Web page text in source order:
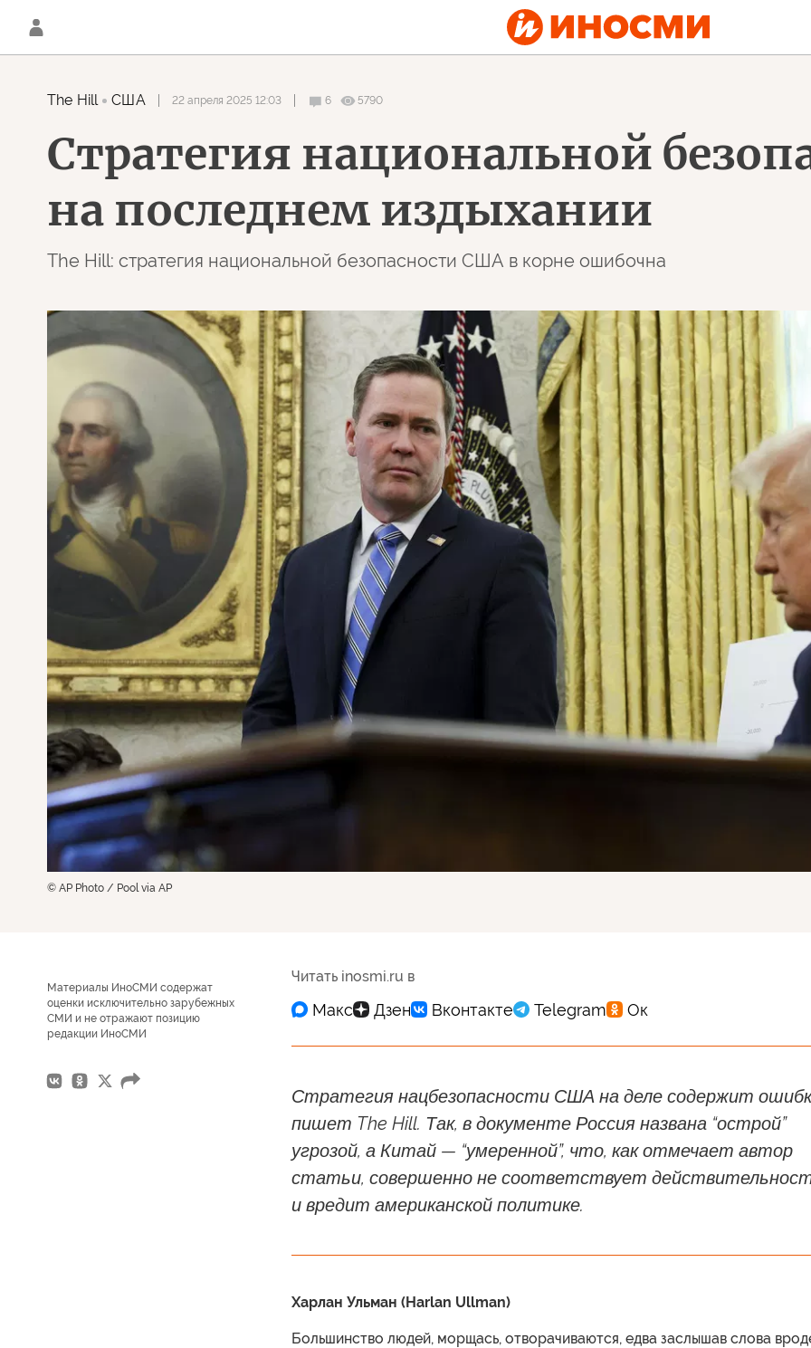
The Hill США 22 апреля 2025 12:03 6 5790
Стратегия национальной
на последнем издыхании
The Hill: стратегия национальной безопасности США в корне ошибочна
© AP Photo / Pool via AP
Материалы ИноСМИ содержат
оценки исключительно зарубежных
СМИ и не отражают позицию
редакции ИноСМИ
Читать inosmi.ru в
Стратегия нацбезопасности США на деле содержит
пишет The Hill. Так, в документе Россия названа “острой”
угрозой, а Китай — “умеренной”, что, как отмечает автор
статьи, совершенно не соответствует
и вредит американской политике.
Харлан Ульман (Harlan Ullman)
Большинство людей, морщась, отворачиваются, едва заслышав слова